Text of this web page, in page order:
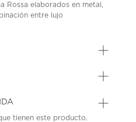
Rossa elaborados en metal,
entre lujo
tienen este producto.